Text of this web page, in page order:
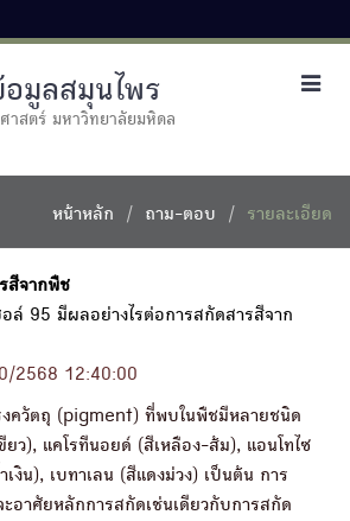
มูลสมุนไพร
าสตร์ มหาวิทยาลัยมหิดล
หน้าหลัก ถาม-ตอบ รายละเอียด
สีจากพืช
ล์ 95 มีผลอย่างไรต่อการสกัดสารสีจาก
2568 12:40:00
งควัตถุ (pigment) ที่พบในพืชมีหลายชนิด
ยว), แคโรทีนอยด์ (สีเหลือง-ส้ม), แอนโทไซ
งิน), เบทาเลน (สีแดงม่วง) เป็นต้น การ
อาศัยหลักการสกัดเช่นเดียวกับการสกัด